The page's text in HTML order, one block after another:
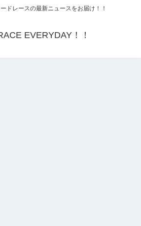
ドレースの最新ニュースをお届け！！
EVERYDAY！！